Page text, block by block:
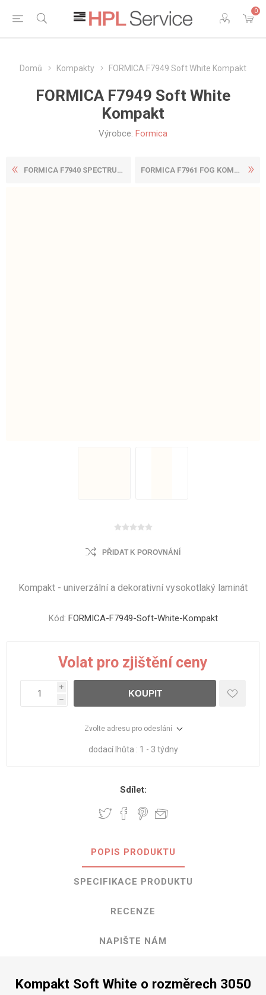
0
Domů Kompakty FORMICA F7949 Soft White Kompakt
FORMICA F7949 Soft White
Kompakt
Výrobce: Formica
FORMICA F7940 SPECTRUM YELL... FORMICA F7961 FOG KOMPAKT
PŘIDAT K POROVNÁNÍ
Kompakt - univerzální a dekorativní vysokotlaký laminát
Kód: FORMICA-F7949-Soft-White-Kompakt
Volat pro zjištění ceny
i
h
KOUPIT
Zvolte adresu pro odeslání
dodací lhůta : 1 - 3 týdny
Sdílet:
POPIS PRODUKTU
SPECIFIKACE PRODUKTU
RECENZE
NAPIŠTE NÁM
Kompakt Soft White o rozměrech 3050